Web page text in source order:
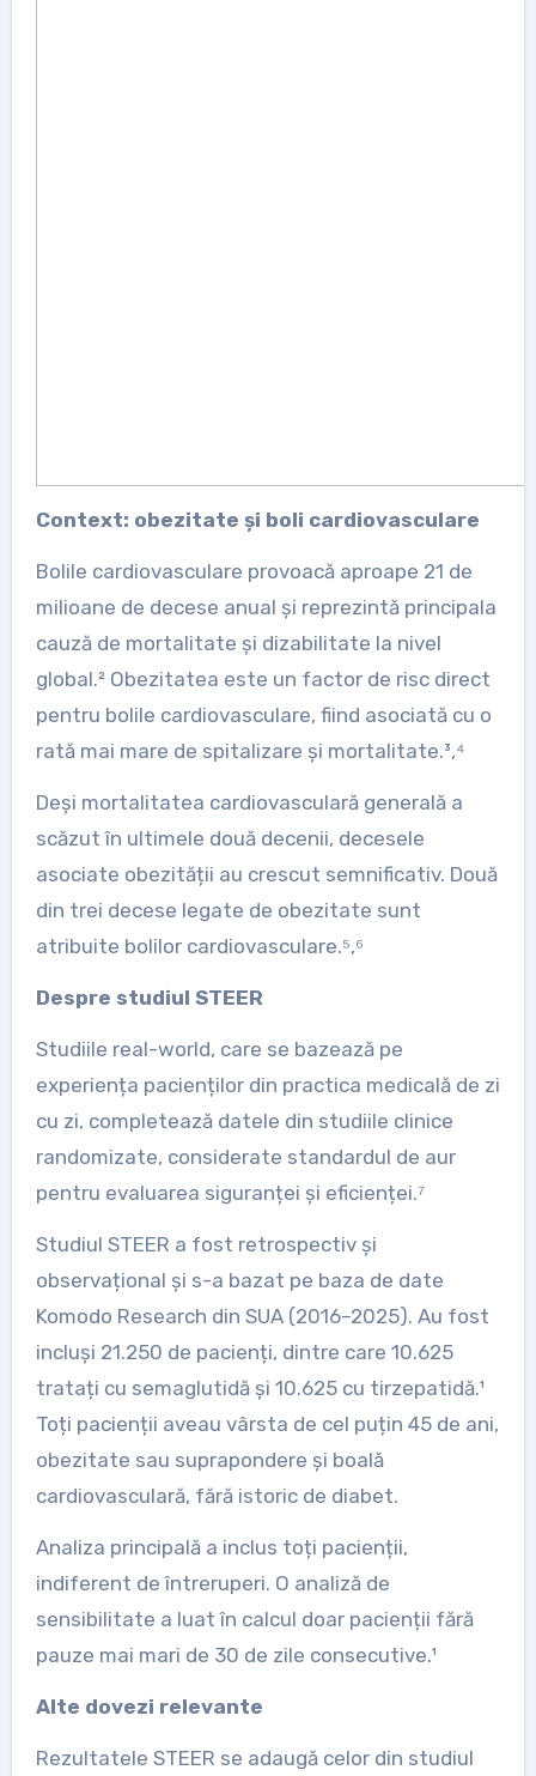
Context: obezitate și boli cardiovasculare
Bolile cardiovasculare provoacă aproape 21 de
milioane de decese anual și reprezintă principala
cauză de mortalitate și dizabilitate la nivel
global.² Obezitatea este un factor de risc direct
pentru bolile cardiovasculare, fiind asociată cu o
rată mai mare de spitalizare și mortalitate.³,⁴
Deși mortalitatea cardiovasculară generală a
scăzut în ultimele două decenii, decesele
asociate obezității au crescut semnificativ. Două
din trei decese legate de obezitate sunt
atribuite bolilor cardiovasculare.⁵,⁶
Despre studiul STEER
Studiile real-world, care se bazează pe
experiența pacienților din practica medicală de zi
cu zi, completează datele din studiile clinice
randomizate, considerate standardul de aur
pentru evaluarea siguranței și eficienței.⁷
Studiul STEER a fost retrospectiv și
observațional și s-a bazat pe baza de date
Komodo Research din SUA (2016–2025). Au fost
incluși 21.250 de pacienți, dintre care 10.625
tratați cu semaglutidă și 10.625 cu tirzepatidă.¹
Toți pacienții aveau vârsta de cel puțin 45 de ani,
obezitate sau suprapondere și boală
cardiovasculară, fără istoric de diabet.
Analiza principală a inclus toți pacienții,
indiferent de întreruperi. O analiză de
sensibilitate a luat în calcul doar pacienții fără
pauze mai mari de 30 de zile consecutive.¹
Alte dovezi relevante
Rezultatele STEER se adaugă celor din studiul